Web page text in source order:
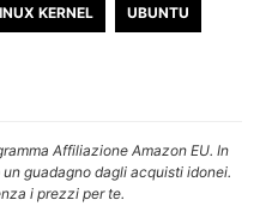
KERNEL UBUNTU
Affiliazione Amazon EU. In
guadagno dagli acquisti idonei.
i prezzi per te.